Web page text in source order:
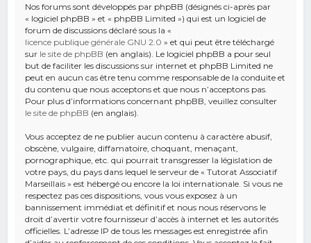
Nos forums sont développés par phpBB (désignés ci-après par
« logiciel phpBB » et « phpBB Limited ») qui est un logiciel de
forum de discussions déclaré sous la «
licence publique générale GNU 2.0 » et qui peut être téléchargé
sur le site de phpBB (en anglais). Le logiciel phpBB a pour seul
but de faciliter les discussions sur internet et phpBB Limited ne
peut en aucun cas être tenu comme responsable de la conduite et
du contenu que nous acceptons et que nous n’acceptons pas.
Pour plus d’informations concernant phpBB, veuillez consulter
le site de phpBB (en anglais).
Vous acceptez de ne publier aucun contenu à caractère abusif,
obscène, vulgaire, diffamatoire, choquant, menaçant,
pornographique, etc. qui pourrait transgresser la législation de
votre pays, du pays dans lequel le serveur de « Tutorat Associatif
Marseillais » est hébergé ou encore la loi internationale. Si vous ne
respectez pas ces dispositions, vous vous exposez à un
bannissement immédiat et définitif et nous nous réservons le
droit d’avertir votre fournisseur d’accès à internet et les autorités
officielles. L’adresse IP de tous les messages est enregistrée afin